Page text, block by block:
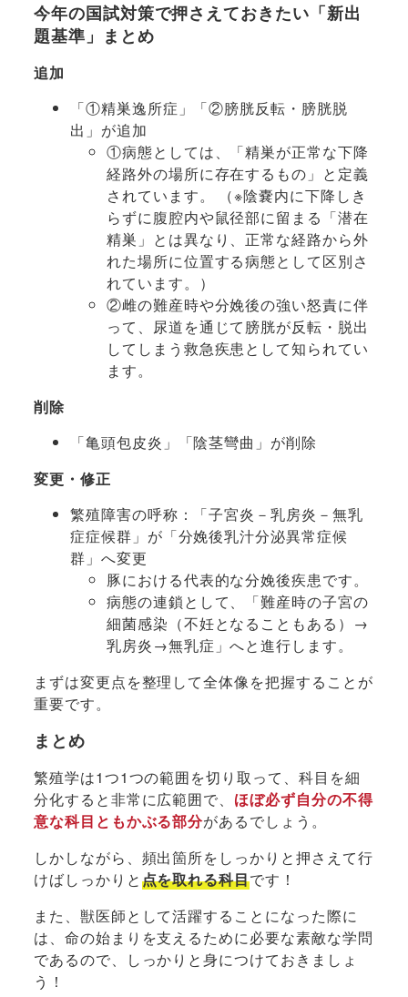
今年の国試対策で押さえておきたい「新出
題基準」まとめ
追加
「①精巣逸所症」「②膀胱反転・膀胱脱
出」が追加
①病態としては、「精巣が正常な下降
経路外の場所に存在するもの」と定義
されています。 （※陰嚢内に下降しき
らずに腹腔内や鼠径部に留まる「潜在
精巣」とは異なり、正常な経路から外
れた場所に位置する病態として区別さ
れています。）
②雌の難産時や分娩後の強い怒責に伴
って、尿道を通じて膀胱が反転・脱出
してしまう救急疾患として知られてい
ます。
削除
「亀頭包皮炎」「陰茎彎曲」が削除
変更・修正
繁殖障害の呼称：「子宮炎－乳房炎－無乳
症症候群」が「分娩後乳汁分泌異常症候
群」へ変更
豚における代表的な分娩後疾患です。
病態の連鎖として、「難産時の子宮の
細菌感染（不妊となることもある）→
乳房炎→無乳症」へと進行します。
まずは変更点を整理して全体像を把握することが
重要です。
まとめ
繁殖学は1つ1つの範囲を切り取って、科目を細
分化すると非常に広範囲で、 ほぼ必ず自分の不得
意な科目ともかぶる部分があるでしょう。
しかしながら、頻出箇所をしっかりと押さえて行
けばしっかりと点を取れる科目です！
また、獣医師として活躍することになった際に
は、命の始まりを支えるために必要な素敵な学問
であるので、しっかりと身につけておきましょ
う！